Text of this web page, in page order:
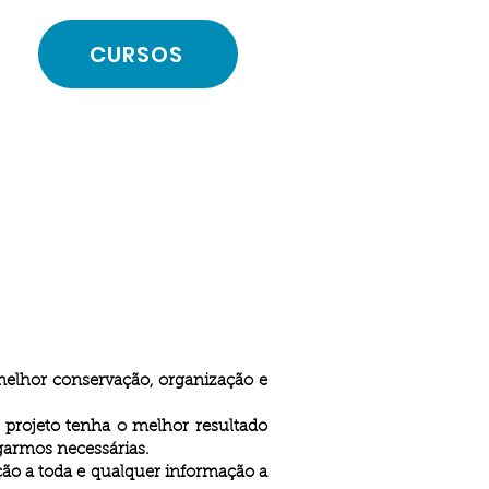
CURSOS
conservação, organização e
projeto tenha o melhor resultado
necessárias.
a toda e qualquer informação a